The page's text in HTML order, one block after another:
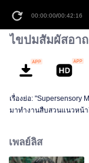
00:00:00/00:42:16
ไขปมสัมผัสอา
เรื่องย่อ: "Supersensory
มาทำงานสืบสวนแนวหน้า
เพลย์ลิส